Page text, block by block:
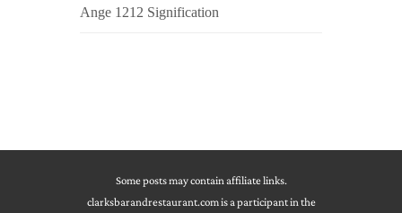
Ange 1212 Signification
Some posts may contain affiliate links.
clarksbarandrestaurant.com is a participant in the